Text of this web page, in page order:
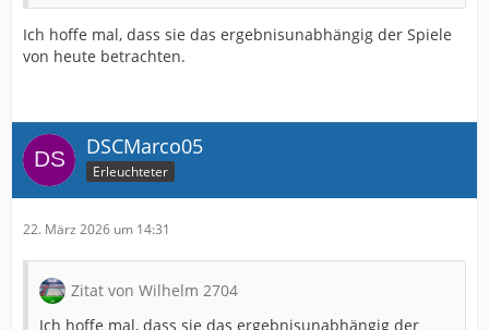
Ich hoffe mal, dass sie das ergebnisunabhängig der Spiele
von heute betrachten.
DSCMarco05
Erleuchteter
22. März 2026 um 14:31
Zitat von Wilhelm 2704
Ich hoffe mal, dass sie das ergebnisunabhängig der